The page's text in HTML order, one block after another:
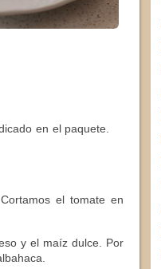
en el paquete.
el tomate en
y el maíz dulce. Por